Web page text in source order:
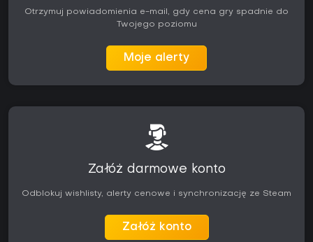
Otrzymuj powiadomienia e-mail, gdy cena gry spadnie do
Twojego poziomu
Moje alerty
Załóż darmowe konto
Odblokuj wishlisty, alerty cenowe i synchronizację ze Steam
Załóż konto